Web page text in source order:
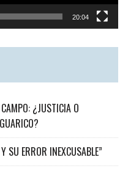
20:04
¿JUSTICIA O
SU ERROR INEXCUSABLE”